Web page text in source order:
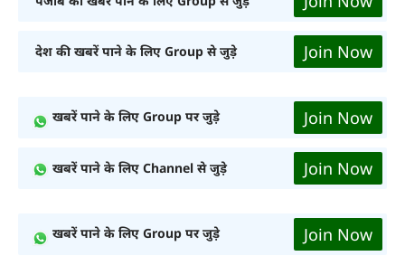
देश की खबरें पाने के लिए Group से जुड़े Join Now
खबरें पाने के लिए Group पर जुड़े Join Now
खबरें पाने के लिए Channel से जुड़े Join Now
खबरें पाने के लिए Group पर जुड़े Join Now